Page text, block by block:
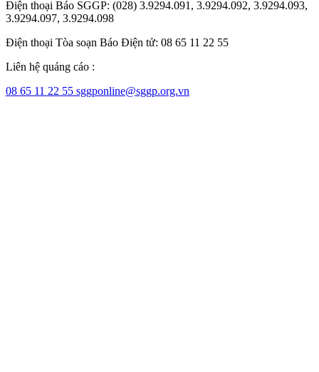
Điện thoại Báo SGGP: (028) 3.9294.091, 3.9294.092, 3.9294.093,
3.9294.097, 3.9294.098
Điện thoại Tòa soạn Báo Điện tử: 08 65 11 22 55
Liên hệ quảng cáo :
08 65 11 22 55 sggponline@sggp.org.vn